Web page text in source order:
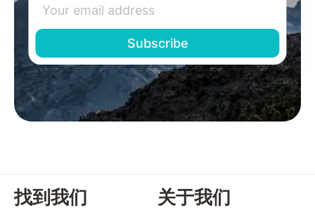
找到我们 关于我们